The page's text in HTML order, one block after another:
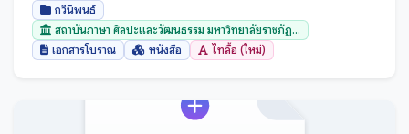
กวีนิพนธ์
สถาบันภาษา ศิลปะและวัฒนธรรม มหาวิทยาลัยราชภัฏ...
เอกสารโบราณ
หนังสือ ไทลื้อ (ใหม่)